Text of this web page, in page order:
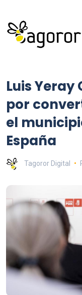
Luis Yeray
por
el
España
Tagoror Digital